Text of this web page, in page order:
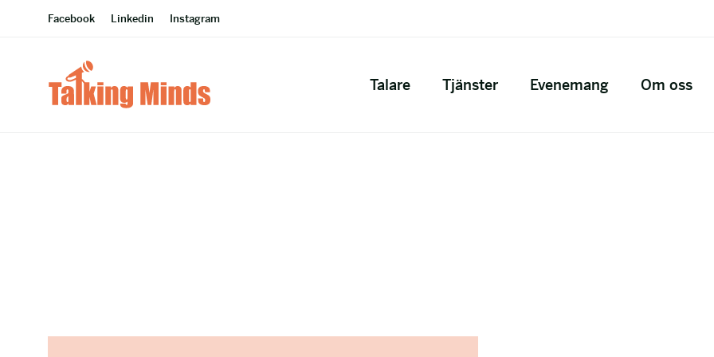
Facebook Linkedin Instagram
Talare Tjänster Evenemang Om oss